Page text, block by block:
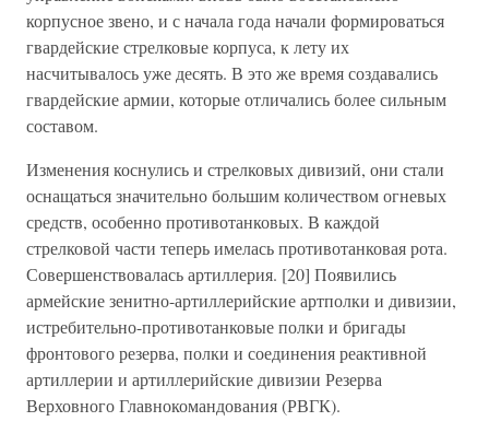
корпусное звено, и с начала года начали формироваться
гвардейские стрелковые корпуса, к лету их
насчитывалось уже десять. В это же время создавались
гвардейские армии, которые отличались более сильным
составом.
Изменения коснулись и стрелковых дивизий, они стали
оснащаться значительно большим количеством огневых
средств, особенно противотанковых. В каждой
стрелковой части теперь имелась противотанковая рота.
Совершенствовалась артиллерия. [20] Появились
армейские зенитно-артиллерийские артполки и дивизии,
истребительно-противотанковые полки и бригады
фронтового резерва, полки и соединения реактивной
артиллерии и артиллерийские дивизии Резерва
Верховного Главнокомандования (РВГК).